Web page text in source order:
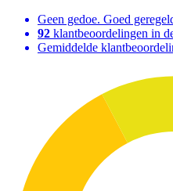
Geen gedoe. Goed
92 klantbeoordelingen in
Gemiddelde